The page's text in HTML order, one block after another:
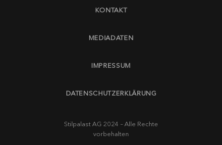
KONTAKT
MEDIADATEN
IMPRESSUM
DATENSCHUTZERKLÄRUNG
Stilpalast AG 2024 – Alle Rechte
vorbehalten